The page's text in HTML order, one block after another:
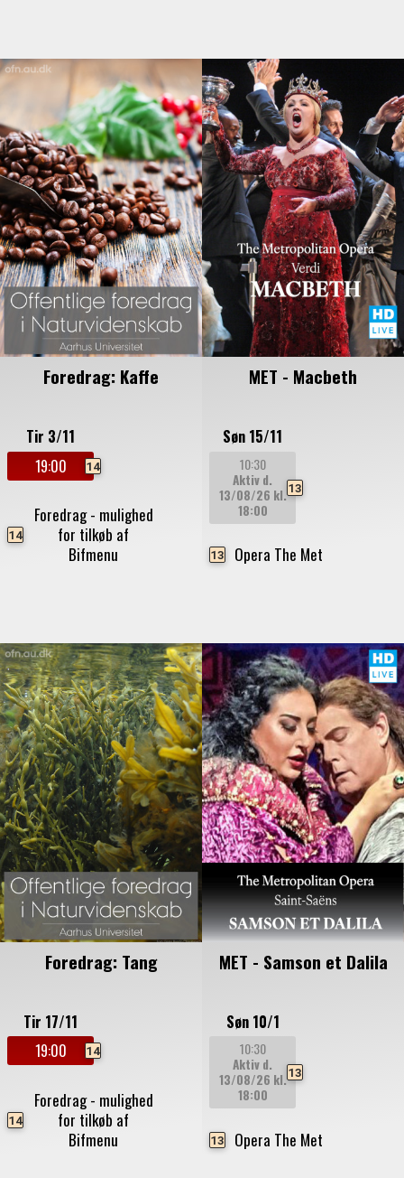
Foredrag: Kaffe
Tir 3/11
19:00
14
14
Foredrag - mulighed
for tilkøb af
Bifmenu
MET - Macbeth
Søn 15/11
10:30
13
Aktiv d.
13/08/26 kl.
18:00
13 Opera The Met
Foredrag: Tang
Tir 17/11
19:00
14
14
Foredrag - mulighed
for tilkøb af
Bifmenu
MET - Samson et Dalila
Søn 10/1
10:30
13
Aktiv d.
13/08/26 kl.
18:00
13 Opera The Met